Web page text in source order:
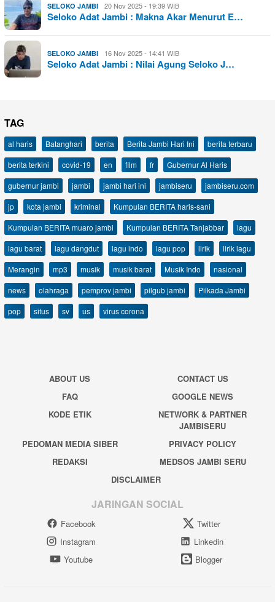
SELOKO JAMBI 20 Nov 2025 - 19:39 WIB
Seloko Adat Jambi : Makna Akar Menurut E…
SELOKO JAMBI 16 Nov 2025 - 14:41 WIB
Seloko Adat Jambi : Nilai Agung Seloko J…
TAG
al haris Batanghari berita Berita Jambi Hari Ini
berita terbaru
berita terkini
covid-19 en film fr
Gubernur Al Haris
gubernur jambi
jambi jambi hari ini jambiseru
jambiseru.com
jp
kota jambi kriminal
Kumpulan BERITA haris-sani
Kumpulan BERITA muaro jambi
Kumpulan BERITA Tanjabbar
lagu
lagu barat
lagu dangdut lagu indo lagu pop lirik
lirik lagu
Merangin
mp3 musik musik barat Musik Indo
nasional
news
olahraga pemprov jambi pilgub jambi
Pilkada Jambi
pop
situs sv us virus corona
ABOUT US
CONTACT US
FAQ
GOOGLE NEWS
KODE ETIK
NETWORK & PARTNER
JAMBISERU
PEDOMAN MEDIA SIBER
PRIVACY POLICY
REDAKSI
MEDSOS JAMBI SERU
DISCLAIMER
JARINGAN SOCIAL
Facebook
Twitter
Instagram
Linkedin
Youtube
Blogger